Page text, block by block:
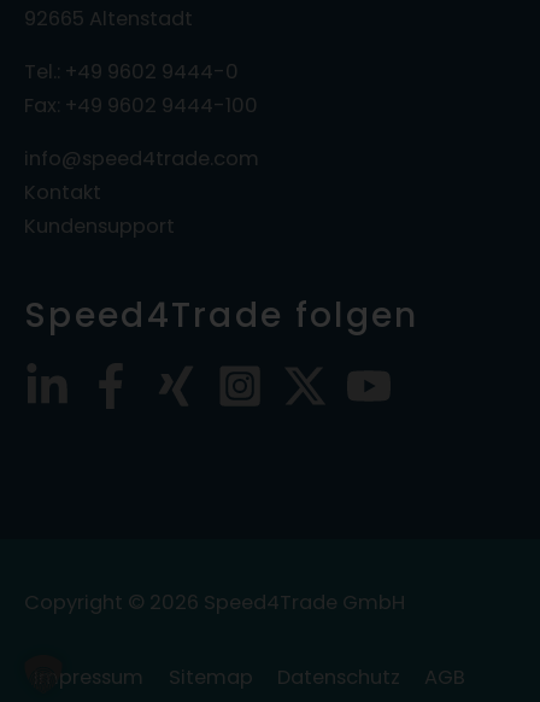
92665 Altenstadt
Tel.: +49 9602 9444-0
Fax: +49 9602 9444-100
info@speed4trade.com
Kontakt
Kundensupport
Speed4Trade folgen
Copyright © 2026 Speed4Trade GmbH
Impressum Sitemap Datenschutz AGB